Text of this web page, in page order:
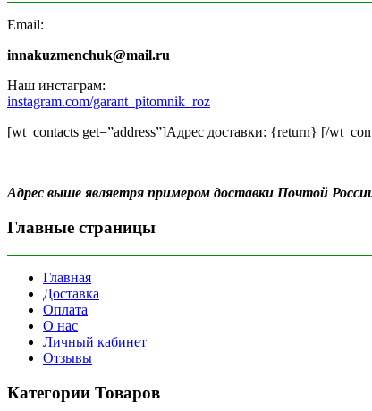
Email:
innakuzmenchuk@mail.ru
Наш инстаграм:
instagram.com/garant_pitomnik_roz
[wt_contacts get=”address”]Адрес доставки: {return} [/
Адрес выше являетря примером доставки Почтой
Главные страницы
Главная
Доставка
Оплата
О нас
Личный кабинет
Отзывы
Категории Товаров